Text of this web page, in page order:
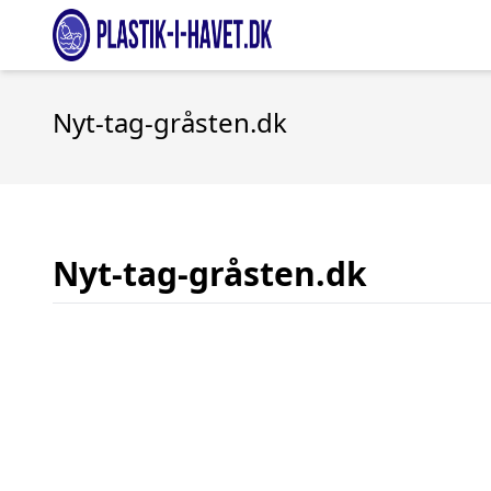
Nyt-tag-gråsten.dk
Nyt-tag-gråsten.dk